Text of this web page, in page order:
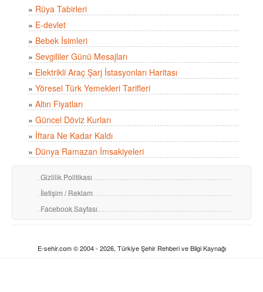
» Rüya Tabirleri
» E-devlet
» Bebek İsimleri
» Sevgililer Günü Mesajları
» Elektrikli Araç Şarj İstasyonları Haritası
» Yöresel Türk Yemekleri Tarifleri
» Altın Fiyatları
» Güncel Döviz Kurları
» İftara Ne Kadar Kaldı
» Dünya Ramazan İmsakiyeleri
Gizlilik Politikası
İletişim / Reklam
Facebook Sayfası
E-sehir.com © 2004 - 2026, Türkiye Şehir Rehberi ve Bilgi Kaynağı